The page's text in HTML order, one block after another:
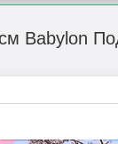
Babylon